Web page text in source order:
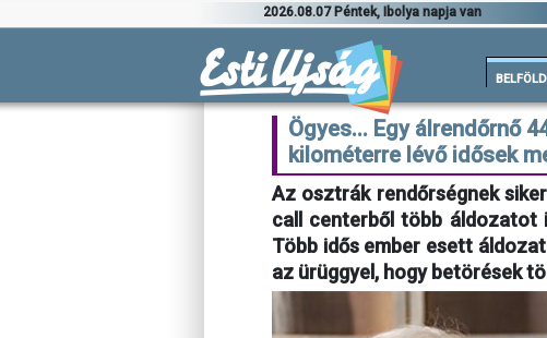
2026.08.07 Péntek, Ibolya napja van
BELFÖLD
Ögyes... Egy álrendőrnő
kilométerre lévő idősek
Az osztrák rendőrségnek
call centerből több áldozatot
Több idős ember esett
az ürüggyel, hogy betörések